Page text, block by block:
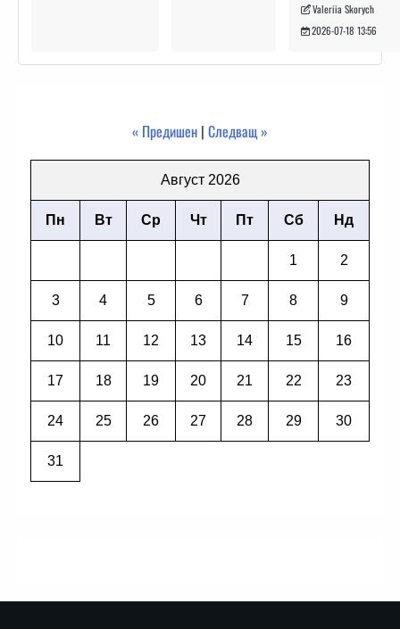
Valeriia Skorych
2026-07-18 13:56
« Предишен | Следващ »
Август 2026
Пн Вт Ср Чт Пт Сб Нд
1 2
3 4 5 6 7 8 9
10 11 12 13 14 15 16
17 18 19 20 21 22 23
24 25 26 27 28 29 30
31